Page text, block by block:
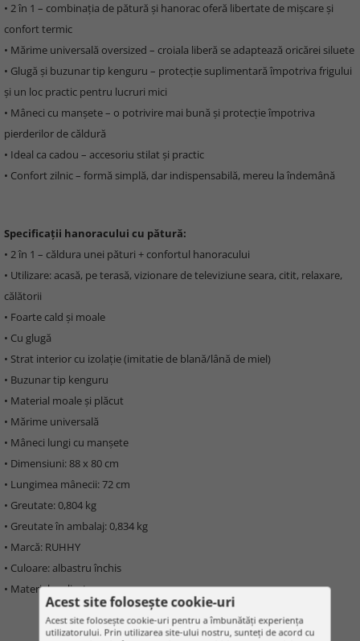
• 2 în 1 – combinația de pătură și hanorac oferă libertate de mișcare și
confort termic
• Mărime universală oversized – croiala liberă se adaptează oricărei siluete
• Glugă și buzunar tip kenguru – protecție suplimentară împotriva frigului
și un loc practic pentru lucruri mici
• Mâneci cu manșete – o potrivire mai bună și protecție împotriva
pierderilor de căldură
• Ideal ca cadou – accesoriu stilat și practic
• Confort zilnic – formă simplă, dar indispensabilă, mereu la îndemână
Specificații hanoracului cu pătură:
• 2 în 1 – căldura unei pături + confortul hanoracului
• Utilizare: acasă, pe terasă, vizionare de televiziune seara, citit, relaxare,
călătorii
• Foarte cald și moale
• Cu glugă
• Strat interior cu izolație (imitatie de blană/lână de miel)
• Buzunar tip kenguru
• Material moale și plăcut
• Mărime universală
• Mâneci lungi cu manșete
• Dimensiuni: 88 x 80 cm
• Lungimea mânecii: 72 cm
• Greutate: 0,804 kg
• Greutate în ambalaj: 0,834 kg
• Marcă: RUHHY
• Culoare: albastru închis
• Material: poliester
Acest site folosește cookie-uri
Acest site folosește cookie-uri pentru a îmbunătăți experiența
utilizatorului. Prin utilizarea site-ului nostru, sunteți de acord cu